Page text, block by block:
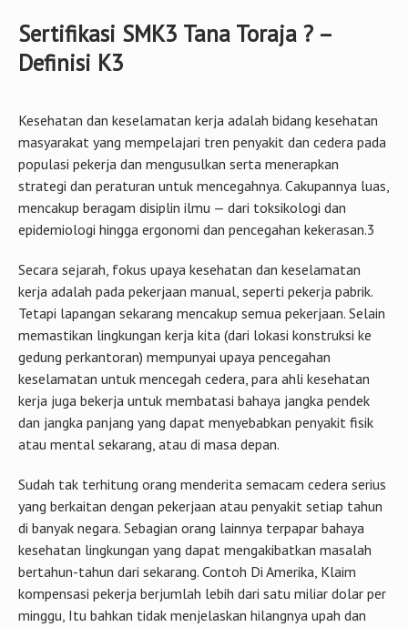
Sertifikasi SMK3 Tana Toraja ? –
Definisi K3
Kesehatan dan keselamatan kerja adalah bidang kesehatan
masyarakat yang mempelajari tren penyakit dan cedera pada
populasi pekerja dan mengusulkan serta menerapkan
strategi dan peraturan untuk mencegahnya. Cakupannya luas,
mencakup beragam disiplin ilmu — dari toksikologi dan
epidemiologi hingga ergonomi dan pencegahan kekerasan.3
Secara sejarah, fokus upaya kesehatan dan keselamatan
kerja adalah pada pekerjaan manual, seperti pekerja pabrik.
Tetapi lapangan sekarang mencakup semua pekerjaan. Selain
memastikan lingkungan kerja kita (dari lokasi konstruksi ke
gedung perkantoran) mempunyai upaya pencegahan
keselamatan untuk mencegah cedera, para ahli kesehatan
kerja juga bekerja untuk membatasi bahaya jangka pendek
dan jangka panjang yang dapat menyebabkan penyakit fisik
atau mental sekarang, atau di masa depan.
Sudah tak terhitung orang menderita semacam cedera serius
yang berkaitan dengan pekerjaan atau penyakit setiap tahun
di banyak negara. Sebagian orang lainnya terpapar bahaya
kesehatan lingkungan yang dapat mengakibatkan masalah
bertahun-tahun dari sekarang. Contoh Di Amerika, Klaim
kompensasi pekerja berjumlah lebih dari satu miliar dolar per
minggu, Itu bahkan tidak menjelaskan hilangnya upah dan